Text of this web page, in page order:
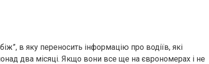
в яку переносить інформацію про водіїв, які
два місяці. Якщо вони все ще на єврономерах і не